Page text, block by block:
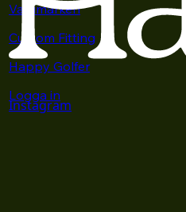
Varumärken
Custom Fitting
Happy Golfer
Logga in
Instagram